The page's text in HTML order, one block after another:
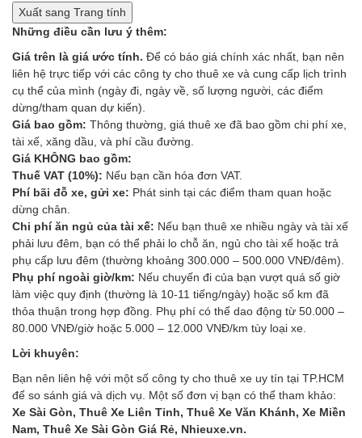
Xuất sang Trang tính
Những điều cần lưu ý thêm:
Giá trên là giá ước tính. Để có báo giá chính xác nhất, bạn nên
liên hệ trực tiếp với các công ty cho thuê xe và cung cấp lịch trình
cụ thể của mình (ngày đi, ngày về, số lượng người, các điểm
dừng/tham quan dự kiến).
Giá bao gồm: Thông thường, giá thuê xe đã bao gồm chi phí xe,
tài xế, xăng dầu, và phí cầu đường.
Giá KHÔNG bao gồm:
Thuế VAT (10%): Nếu bạn cần hóa đơn VAT.
Phí bãi đỗ xe, gửi xe: Phát sinh tại các điểm tham quan hoặc
dừng chân.
Chi phí ăn ngủ của tài xế: Nếu bạn thuê xe nhiều ngày và tài xế
phải lưu đêm, bạn có thể phải lo chỗ ăn, ngủ cho tài xế hoặc trả
phụ cấp lưu đêm (thường khoảng 300.000 – 500.000 VNĐ/đêm).
Phụ phí ngoài giờ/km: Nếu chuyến đi của bạn vượt quá số giờ
làm việc quy định (thường là 10-11 tiếng/ngày) hoặc số km đã
thỏa thuận trong hợp đồng. Phụ phí có thể dao động từ 50.000 –
80.000 VNĐ/giờ hoặc 5.000 – 12.000 VNĐ/km tùy loại xe.
Lời khuyên:
Bạn nên liên hệ với một số công ty cho thuê xe uy tín tại TP.HCM
để so sánh giá và dịch vụ. Một số đơn vị bạn có thể tham khảo:
Xe Sài Gòn, Thuê Xe Liên Tỉnh, Thuê Xe Văn Khánh, Xe Miền
Nam, Thuê Xe Sài Gòn Giá Rẻ, Nhieuxe.vn.